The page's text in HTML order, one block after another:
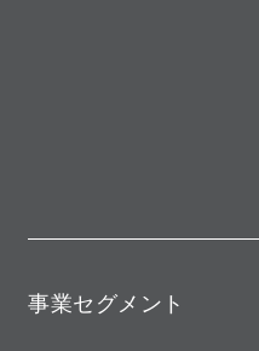
事業セグメント